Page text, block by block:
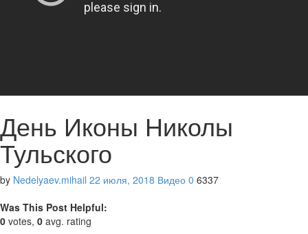
День Иконы Николы
Тульского
by Nedelyaev.mihail 22 июля, 2018 Видео 0 6337
Was This Post Helpful:
0 votes, 0 avg. rating